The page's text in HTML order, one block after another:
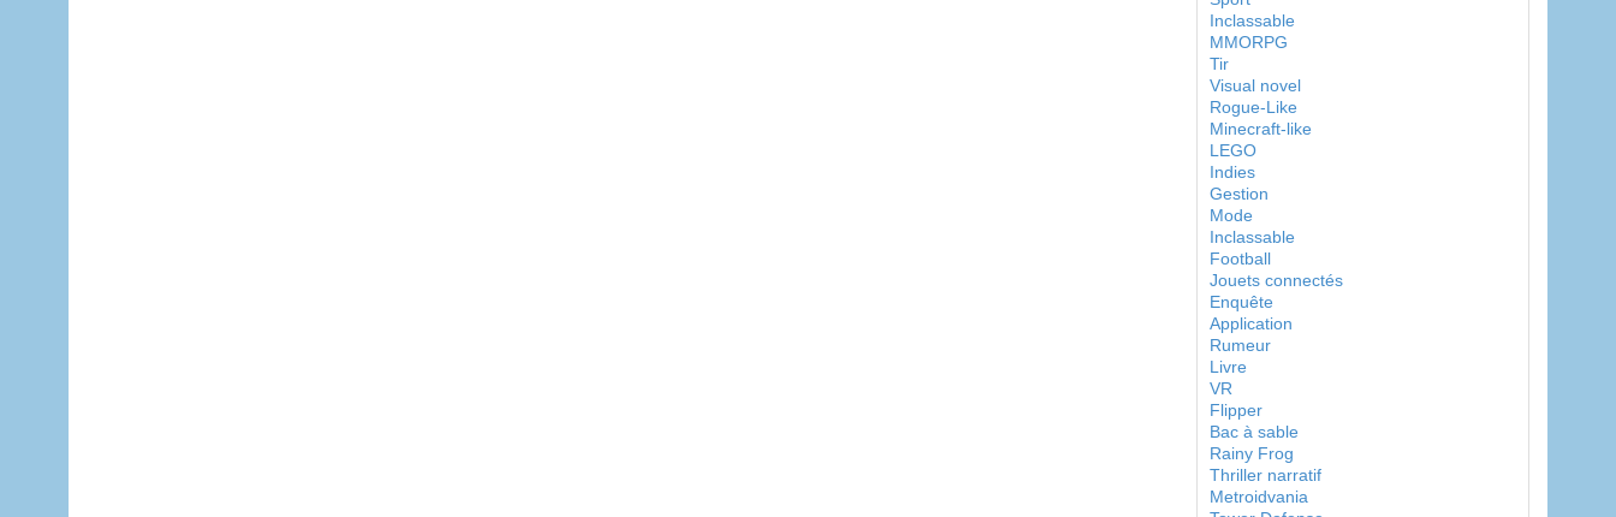
Inclassable
MMORPG
Tir
Visual novel
Rogue-Like
Minecraft-like
LEGO
Indies
Gestion
Mode
Inclassable
Football
Jouets connectés
Enquête
Application
Rumeur
Livre
VR
Flipper
Bac à sable
Rainy Frog
Thriller narratif
Metroidvania